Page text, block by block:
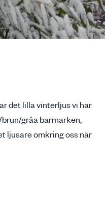
det lilla vinterljus vi har
gråa barmarken,
ljusare omkring oss när